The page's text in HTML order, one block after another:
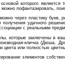
которого
пофантазировать,
через пластику букв,
получения удачного
с реальными
которые заключены в
кличка (Дюша,
или полностью
элементов